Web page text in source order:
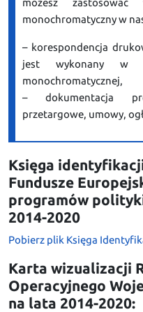
monochromatyczny w
– korespondencja
jest wykonany w
monochromatycznej,
– dokumentacja
przetargowe, umowy,
Księga
Fundusze
programów
2014-2020
Pobierz plik Księga
Karta wizualizacji
Operacyjnego
na lata 2014-2020: